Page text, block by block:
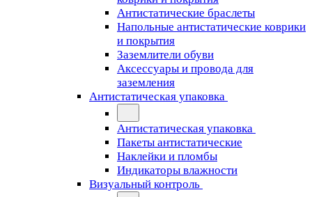
Антистатические браслеты
Напольные антистатические коврики
и покрытия
Заземлители обуви
Аксессуары и провода для
заземления
Антистатическая упаковка
Антистатическая упаковка
Пакеты антистатические
Наклейки и пломбы
Индикаторы влажности
Визуальный контроль